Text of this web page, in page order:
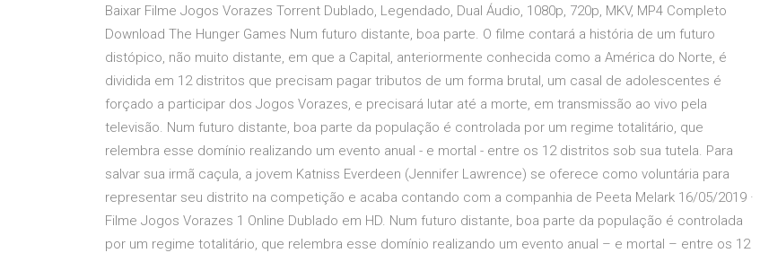
Baixar Filme Jogos Vorazes Torrent Dublado, Legendado, Dual Áudio, 1080p, 720p, MKV, MP4 Completo
Download The Hunger Games Num futuro distante, boa parte. O filme contará a história de um futuro
distópico, não muito distante, em que a Capital, anteriormente conhecida como a América do Norte, é
dividida em 12 distritos que precisam pagar tributos de um forma brutal, um casal de adolescentes é
forçado a participar dos Jogos Vorazes, e precisará lutar até a morte, em transmissão ao vivo pela
televisão. Num futuro distante, boa parte da população é controlada por um regime totalitário, que
relembra esse domínio realizando um evento anual - e mortal - entre os 12 distritos sob sua tutela. Para
salvar sua irmã caçula, a jovem Katniss Everdeen (Jennifer Lawrence) se oferece como voluntária para
representar seu distrito na competição e acaba contando com a companhia de Peeta Melark 16/05/2019 ·
Filme Jogos Vorazes 1 Online Dublado em HD. Num futuro distante, boa parte da população é controlada
por um regime totalitário, que relembra esse domínio realizando um evento anual – e mortal – entre os 12